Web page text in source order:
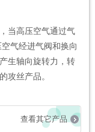
当高压空气通过气
气经进气阀和换向
生轴向旋转力，转
攻丝产品。
查看其它产品